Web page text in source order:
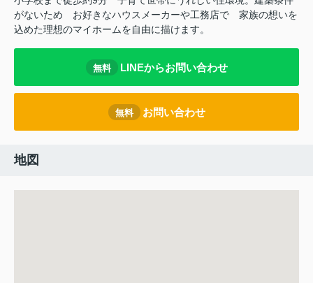
がないため
お好きなハウスメーカーや工務店で
家族の想いを
込めた理想のマイホームを自由に描けます。
無料 LINEからお問い合わせ
無料 お問い合わせ
地図